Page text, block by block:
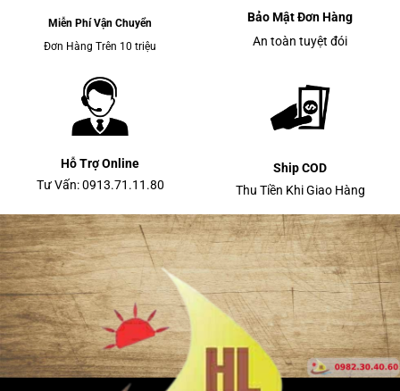
Miễn Phí Vận Chuyển
Đơn Hàng Trên 10 triệu
Bảo Mật Đơn Hàng
An toàn tuyệt đói
Hỗ Trợ Online
Tư Vấn: 0913.71.11.80
Ship COD
Thu Tiền Khi Giao Hàng